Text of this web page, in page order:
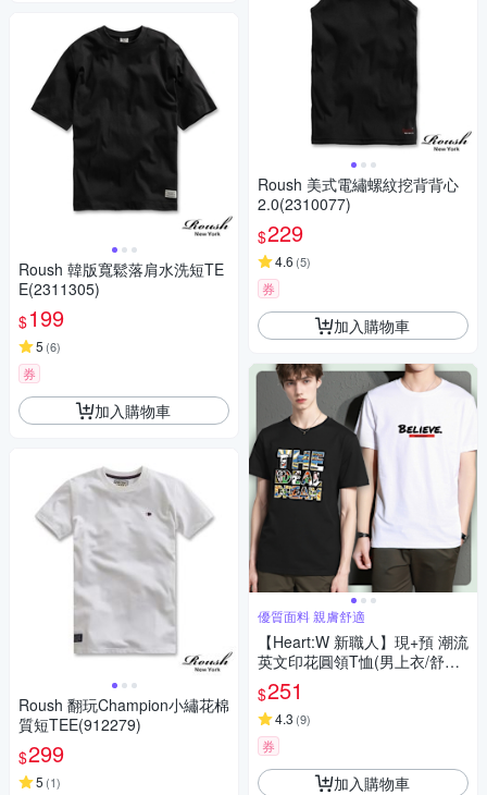
Roush 韓版寬鬆落肩水洗短TE
E(2311305)
$199
5 (6)
券
加入購物車
Roush 翻玩Champion小繡花棉
質短TEE(912279)
$299
5 (1)
Roush 美式電繡螺紋挖背背心
2.0(2310077)
$229
4.6 (5)
券
加入購物車
優質面料 親膚舒適
【Heart:W 新職人】現+預 潮流
英文印花圓領T恤(男上衣/舒適/
百搭/休閒)
$251
4.3 (9)
券
加入購物車